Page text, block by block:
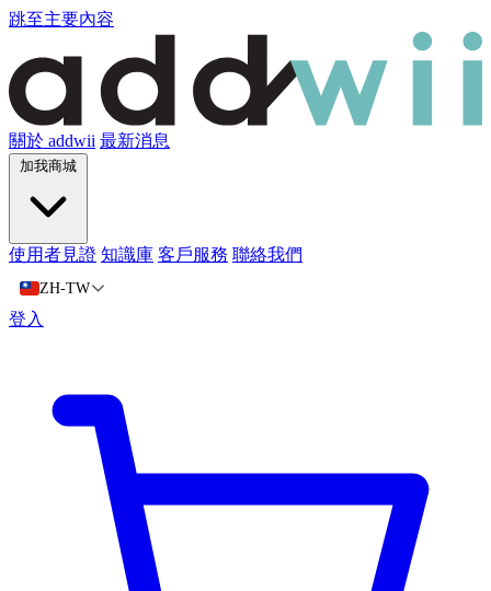
跳至主要內容
關於 addwii 最新消息
加我商城
使用者見證 知識庫 客戶服務 聯絡我們
ZH-TW
登入